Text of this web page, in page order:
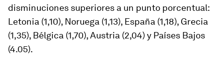
disminuciones superiores a un punto porcentual:
Letonia (1,10), Noruega (1,13), España (1,18), Grecia
(1,35), Bélgica (1,70), Austria (2,04) y Países Bajos
(4.05).